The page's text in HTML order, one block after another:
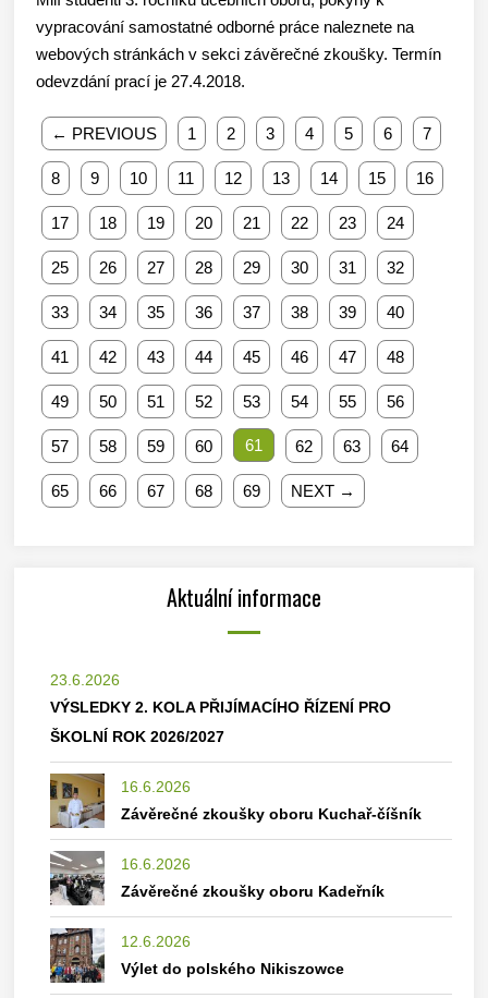
vypracování samostatné odborné práce naleznete na
webových stránkách v sekci závěrečné zkoušky. Termín
odevzdání prací je 27.4.2018.
← PREVIOUS 1 2 3 4 5 6 7
8 9 10 11 12 13 14 15 16
17 18 19 20 21 22 23 24
25 26 27 28 29 30 31 32
33 34 35 36 37 38 39 40
41 42 43 44 45 46 47 48
49 50 51 52 53 54 55 56
57 58 59 60 61 62 63 64
65 66 67 68 69 NEXT →
Aktuální informace
23.6.2026
VÝSLEDKY 2. KOLA PŘIJÍMACÍHO ŘÍZENÍ PRO
ŠKOLNÍ ROK 2026/2027
16.6.2026
Závěrečné zkoušky oboru Kuchař-číšník
16.6.2026
Závěrečné zkoušky oboru Kadeřník
12.6.2026
Výlet do polského Nikiszowce